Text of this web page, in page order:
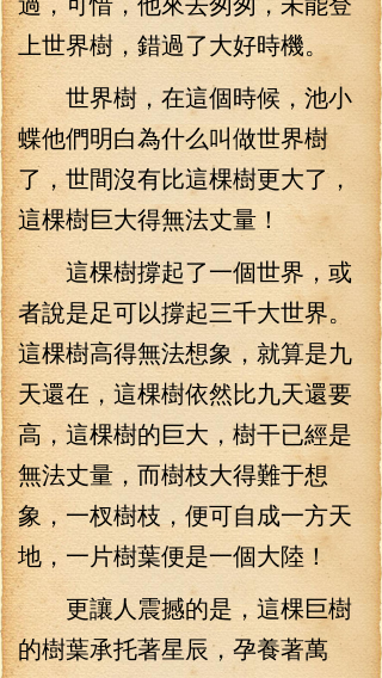
上世界樹，錯過了大好時機。
世界樹，在這個時候，池小
蝶他們明白為什么叫做世界樹
了，世間沒有比這棵樹更大了，
這棵樹巨大得無法丈量！
這棵樹撐起了一個世界，或
者說是足可以撐起三千大世界。
這棵樹高得無法想象，就算是九
天還在，這棵樹依然比九天還要
高，這棵樹的巨大，樹干已經是
無法丈量，而樹枝大得難于想
象，一杈樹枝，便可自成一方天
地，一片樹葉便是一個大陸！
更讓人震撼的是，這棵巨樹
的樹葉承托著星辰，孕養著萬